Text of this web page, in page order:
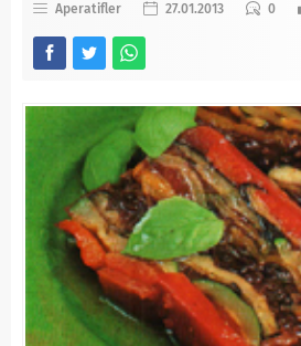
Aperatifler 27.01.2013 0